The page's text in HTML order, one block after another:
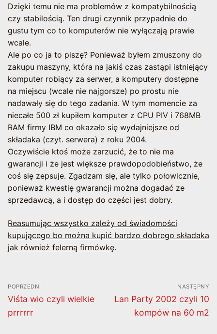
Dzięki temu nie ma problemów z kompatybilnością
czy stabilością. Ten drugi czynnik przypadnie do
gustu tym co to komputerów nie wyłączają prawie
wcale.
Ale po co ja to piszę? Ponieważ byłem zmuszony do
zakupu maszyny, która na jakiś czas zastąpi istniejący
komputer robiący za serwer, a komputery dostępne
na miejscu (wcale nie najgorsze) po prostu nie
nadawały się do tego zadania. W tym momencie za
niecałe 500 zł kupiłem komputer z CPU PIV i 768MB
RAM firmy IBM co okazało się wydajniejsze od
składaka (czyt. serwera) z roku 2004.
Oczywiście ktoś może zarzucić, że to nie ma
gwarancji i że jest większe prawdopodobieństwo, że
coś się zepsuje. Zgadzam się, ale tylko połowicznie,
ponieważ kwestię gwarancji można dogadać ze
sprzedawcą, a i dostęp do części jest dobry.
Reasumując wszystko zależy od świadomości
kupującego bo można kupić bardzo dobrego składaka
jak również felerną firmówkę.
Nawigacja
wpisu
POPRZEDNI
Poprzedni
wpis:
Viśta wio czyli wielkie
prrrrrr
NASTĘPNY
Następny
Lan Party 2002 czyli 10
kompów na 60 m2